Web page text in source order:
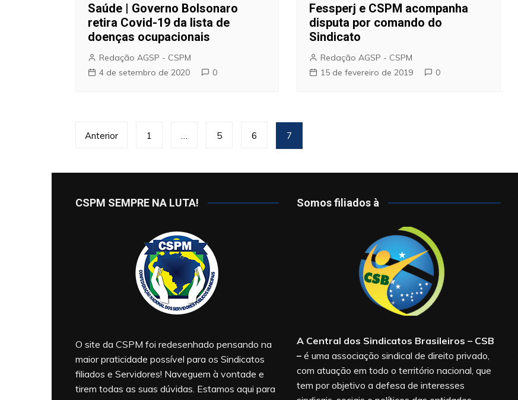
Saúde | Governo Bolsonaro
retira Covid-19 da lista de
doenças ocupacionais
Redação AGSP - CSPM
4 de setembro de 2020
0
Fessperj e CSPM acompanha
disputa por comando do
Sindicato
Redação AGSP - CSPM
15 de fevereiro de 2019
0
Paginação
posts
Anterior 1 … 5 6 7
CSPM SEMPRE NA LUTA!
O site da CSPM foi redesenhado pensando na
maior praticidade possível para os Sindicatos
filiados e Servidores! Naveguem à vontade e
tirem todas as suas dúvidas. Estamos aqui para
Somos filiados à
A Central dos Sindicatos Brasileiros – CSB
– é uma associação sindical de direito privado,
com atuação em todo o território nacional, que
tem por objetivo a defesa de interesses